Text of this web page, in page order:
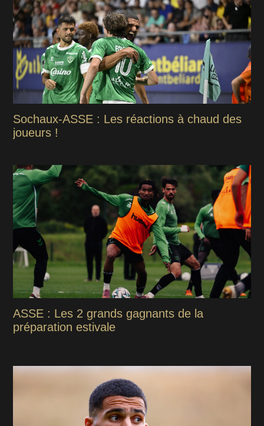
Sochaux-ASSE : Les réactions à chaud des
joueurs !
ASSE : Les 2 grands gagnants de la
préparation estivale